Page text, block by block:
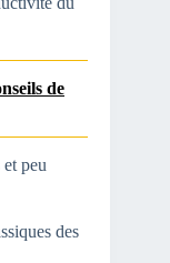
de
peu
des